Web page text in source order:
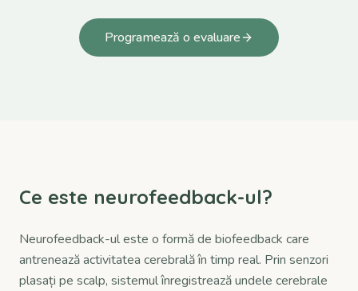
Programează o evaluare
Ce este neurofeedback-ul?
Neurofeedback-ul este o formă de biofeedback care
antrenează activitatea cerebrală în timp real. Prin senzori
plasați pe scalp, sistemul înregistrează undele cerebrale